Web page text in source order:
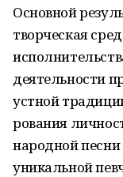
Основной
творческая
деятельности
устной
рования
народной
уникальной